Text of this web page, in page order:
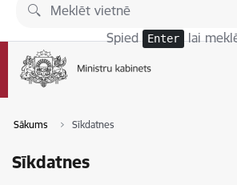
Pāriet uz lapas saturu
Spied Enter lai
Sākums Sīkdatnes
Sīkdatnes